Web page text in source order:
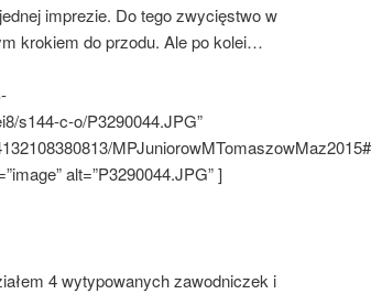
imprezie. Do tego zwycięstwo w
krokiem do przodu. Ale po kolei…
s144-c-o/P3290044.JPG”
alt=”P3290044.JPG” ]
4 wytypowanych zawodniczek i